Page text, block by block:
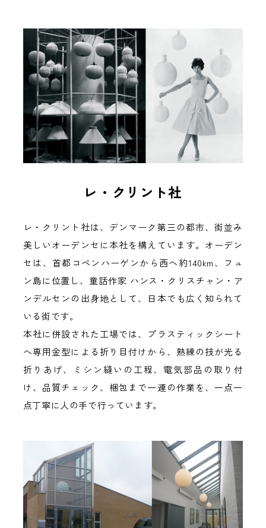
レ・クリント社
レ・クリント社は、デンマーク第三の都市、街並み
美しいオーデンセに本社を構えています。オーデン
セは、首都コペンハーゲンから西へ約140km、フュ
ン島に位置し、童話作家 ハンス・クリスチャン・ア
ンデルセンの出身地として、日本でも広く知られて
いる街です。
本社に併設された工場では、プラスティックシート
へ専用金型による折り目付けから、熟練の技が光る
折りあげ、ミシン縫いの工程、電気部品の取り付
け、品質チェック、梱包まで一連の作業を、一点一
点丁寧に人の手で行っています。